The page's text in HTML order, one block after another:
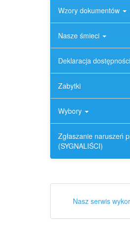
Wzory dokumentów
Nasze śmieci
Deklaracja dostępności
Zabytki
Wybory
Zgłaszanie naruszeń
(SYGNALIŚCI)
Nasz serwis